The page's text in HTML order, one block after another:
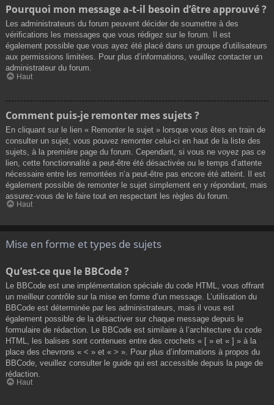
Pourquoi mon message a-t-il besoin d’être approuvé ?
Les administrateurs du forum peuvent décider de soumettre à des
vérifications les messages que vous rédigez sur le forum. Il est
également possible que vous ayez été placé dans un groupe d’utilisateurs
aux permissions limitées. Pour plus d’informations, veuillez contacter un
administrateur du forum.
Haut
Comment puis-je remonter mes sujets ?
En cliquant sur le lien « Remonter le sujet » lorsque vous êtes en train de
consulter un sujet, vous pouvez remonter celui-ci en haut de la liste des
sujets, à la première page du forum. Cependant, si vous ne voyez pas ce
lien, cette fonctionnalité a peut-être été désactivée ou le temps d’attente
nécessaire entre les remontées n’a peut-être pas encore été atteint. Il est
également possible de remonter le sujet simplement en y répondant, mais
assurez-vous de le faire tout en respectant les règles du forum.
Haut
Mise en forme et types de sujets
Qu’est-ce que le BBCode ?
Le BBCode est une implémentation spéciale du code HTML, vous offrant
un meilleur contrôle sur la mise en forme d’un message. L’utilisation du
BBCode est déterminée par les administrateurs, mais il vous est
également possible de la désactiver sur chaque message depuis le
formulaire de rédaction. Le BBCode est similaire à l’architecture du code
HTML, les balises sont contenues entre des crochets « [ » et « ] » à la
place des chevrons « < » et « > ». Pour plus d’informations à propos du
BBCode, veuillez consulter le guide qui est accessible depuis la page de
rédaction.
Haut